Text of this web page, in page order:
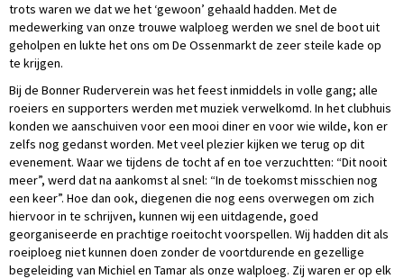
trots waren we dat we het ‘gewoon’ gehaald hadden. Met de
medewerking van onze trouwe walploeg werden we snel de boot uit
geholpen en lukte het ons om De Ossenmarkt de zeer steile kade op
te krijgen.
Bij de Bonner Ruderverein was het feest inmiddels in volle gang; alle
roeiers en supporters werden met muziek verwelkomd. In het clubhuis
konden we aanschuiven voor een mooi diner en voor wie wilde, kon er
zelfs nog gedanst worden. Met veel plezier kijken we terug op dit
evenement. Waar we tijdens de tocht af en toe verzuchtten: “Dit nooit
meer”, werd dat na aankomst al snel: “In de toekomst misschien nog
een keer”. Hoe dan ook, diegenen die nog eens overwegen om zich
hiervoor in te schrijven, kunnen wij een uitdagende, goed
georganiseerde en prachtige roeitocht voorspellen. Wij hadden dit als
roeiploeg niet kunnen doen zonder de voortdurende en gezellige
begeleiding van Michiel en Tamar als onze walploeg. Zij waren er op elk